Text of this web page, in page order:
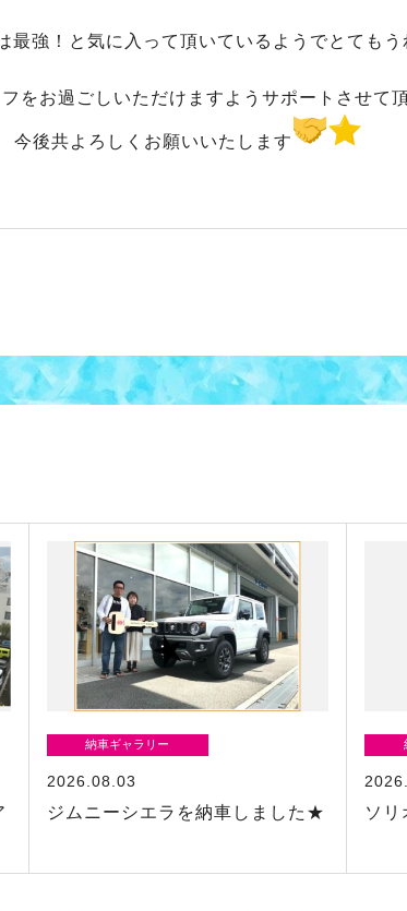
最強！と気に入って頂いているようでとてもう
をお過ごしいただけますようサポートさせて
今後共よろしくお願いいたします
納車ギャラリー
2026.08.03
ジムニーシエラを納車しました★ ソ